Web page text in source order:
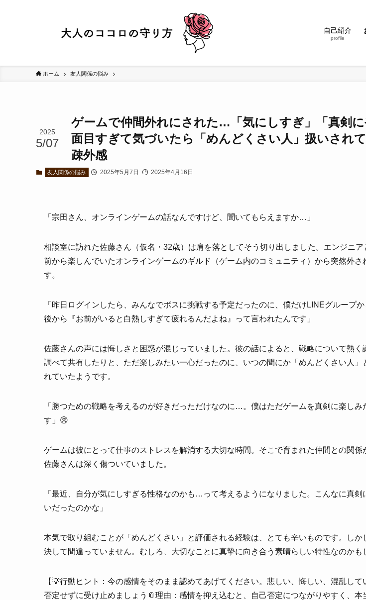
自己紹介
profile
ホーム 友人関係の悩み
ゲームで仲間外れにされた…「気にしすぎ」「真剣
面目すぎて気づいたら「めんどくさい人」扱いされ
疎外感
2025
5/07
友人関係の悩み 2025年5月7日 2025年4月16日
「宗田さん、オンラインゲームの話なんですけど、聞いてもらえますか…」
相談室に訪れた佐藤さん（仮名・32歳）は肩を落としてそう切り出しました。エンジニ
前から楽しんでいたオンラインゲームのギルド（ゲーム内のコミュニティ）から突然外さ
す。
「昨日ログインしたら、みんなでボスに挑戦する予定だったのに、僕だけLINEグループ
後から『お前がいると白熱しすぎて疲れるんだよね』って言われたんです」
佐藤さんの声には悔しさと困惑が混じっていました。彼の話によると、戦略について熱く
調べて共有したりと、ただ楽しみたい一心だったのに、いつの間にか「めんどくさい人」
れていたようです。
「勝つための戦略を考えるのが好きだっただけなのに…。僕はただゲームを真剣に楽しみ
す」😢
ゲームは彼にとって仕事のストレスを解消する大切な時間。そこで育まれた仲間との関係
佐藤さんは深く傷ついていました。
「最近、自分が気にしすぎる性格なのかも…って考えるようになりました。こんなに真剣
いだったのかな」
本気で取り組むことが「めんどくさい」と評価される経験は、とても辛いものです。しか
決して間違っていません。むしろ、大切なことに真摯に向き合う素晴らしい特性なのかも
【💡行動ヒント：今の感情をそのまま認めてあげてください。悲しい、悔しい、混乱し
否定せずに受け止めましょう📎理由：感情を抑え込むと、自己否定につながりやすく、本